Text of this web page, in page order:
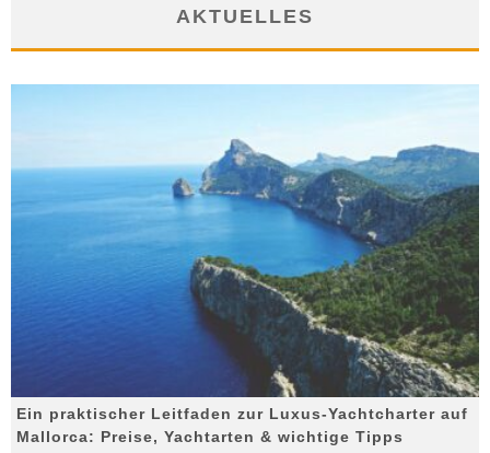
AKTUELLES
Ein praktischer Leitfaden zur Luxus-Yachtcharter auf
Mallorca: Preise, Yachtarten & wichtige Tipps